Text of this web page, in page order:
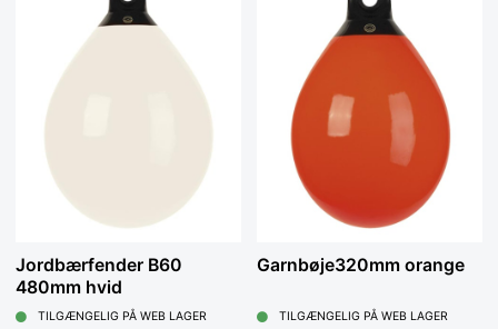
Jordbærfender B60
480mm hvid
TILGÆNGELIG PÅ WEB LAGER
Garnbøje320mm orange
TILGÆNGELIG PÅ WEB LAGER